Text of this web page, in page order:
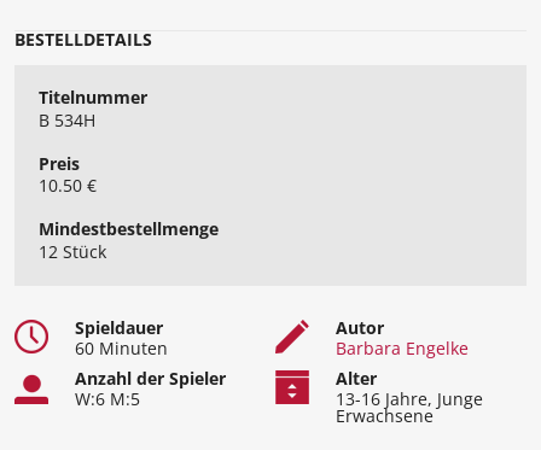
BESTELLDETAILS
Titelnummer
B 534H
Preis
10.50 €
Mindest​bestellmenge
12 Stück
Spieldauer
60 Minuten
Autor
Barbara Engelke
Anzahl der Spieler
W:6 M:5
Alter
13-16 Jahre, Junge
Erwachsene